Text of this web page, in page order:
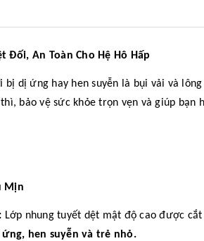
Đối, An Toàn Cho Hệ Hô Hấp
dị ứng hay hen suyễn là bụi vải và
bảo vệ sức khỏe trọn vẹn và giúp bạn
Mịn
Lớp nhung tuyết dệt mật độ cao được
hen suyễn và trẻ nhỏ.